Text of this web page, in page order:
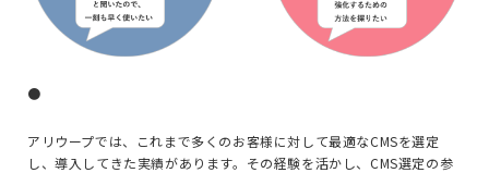
●
アリウープでは、これまで多くのお客様に対して最適なCMSを選定
し、導入してきた実績があります。その経験を活かし、CMS選定の参